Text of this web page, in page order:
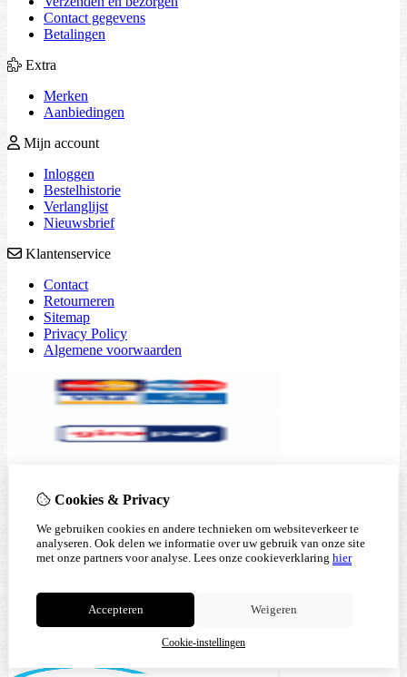
Contact gegevens
Betalingen
Extra
Merken
Aanbiedingen
Mijn account
Inloggen
Bestelhistorie
Verlanglijst
Nieuwsbrief
Klantenservice
Contact
Retourneren
Sitemap
Privacy Policy
Algemene voorwaarden
Cookies & Privacy
We gebruiken cookies en andere technieken om websiteverkeer te
analyseren. Ook delen we informatie over uw gebruik van onze site
met onze partners voor analyse. Lees onze cookieverklaring hier
Accepteren Weigeren
Cookie-instellingen